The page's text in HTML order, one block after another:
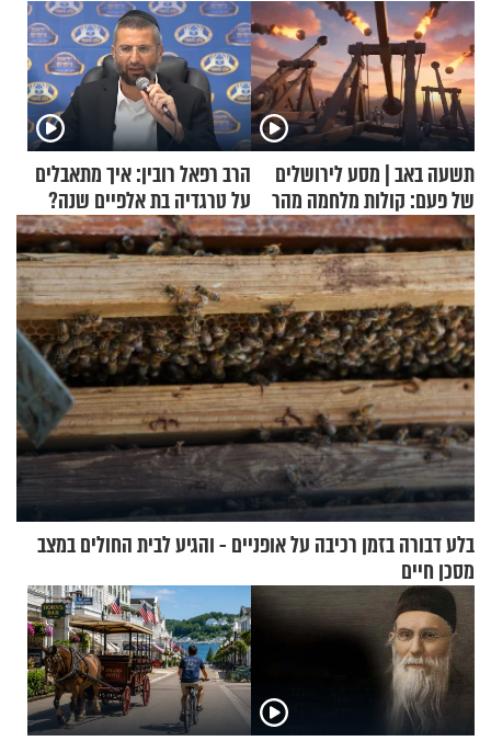
תשעה באב | מסע לירושלים
של פעם: קולות מלחמה מהר
הזיתים
הרב רפאל רובין: איך מתאבלים
על טרגדיה בת אלפיים שנה?
בלע דבורה בזמן רכיבה על אופניים - והגיע לבית החולים במצב
מסכן חיים